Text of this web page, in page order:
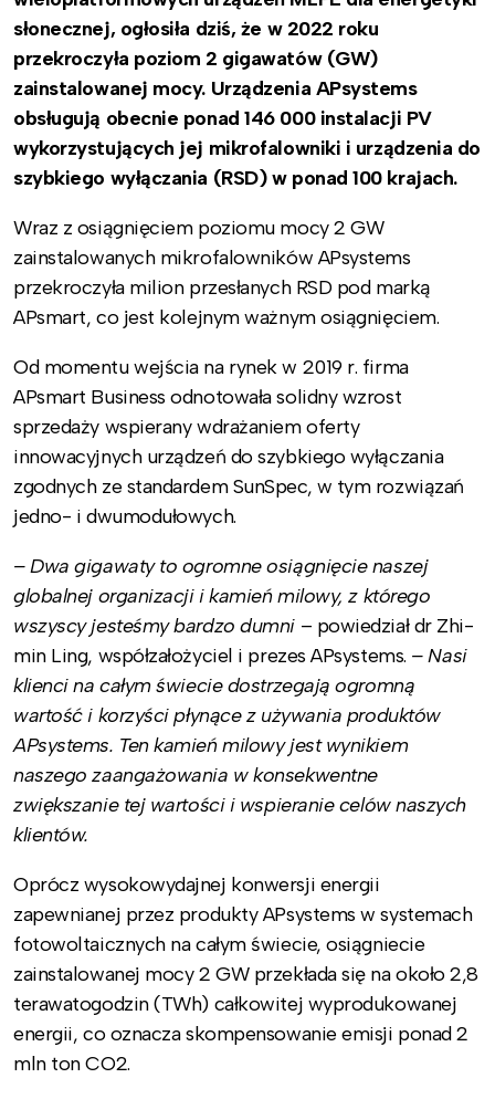
słonecznej, ogłosiła dziś, że w 2022 roku
przekroczyła poziom 2 gigawatów (GW)
zainstalowanej mocy. Urządzenia APsystems
obsługują obecnie ponad 146 000 instalacji PV
wykorzystujących jej mikrofalowniki i urządzenia do
szybkiego wyłączania (RSD) w ponad 100 krajach.
Wraz z osiągnięciem poziomu mocy 2 GW
zainstalowanych mikrofalowników APsystems
przekroczyła milion przesłanych RSD pod marką
APsmart, co jest kolejnym ważnym osiągnięciem.
Od momentu wejścia na rynek w 2019 r. firma
APsmart Business odnotowała solidny wzrost
sprzedaży wspierany wdrażaniem oferty
innowacyjnych urządzeń do szybkiego wyłączania
zgodnych ze standardem SunSpec, w tym rozwiązań
jedno- i dwumodułowych.
– Dwa gigawaty to ogromne osiągnięcie naszej
globalnej organizacji i kamień milowy, z którego
wszyscy jesteśmy bardzo dumni– powiedział dr Zhi-
min Ling, współzałożyciel i prezes APsystems. – Nasi
klienci na całym świecie dostrzegają ogromną
wartość i korzyści płynące z używania produktów
APsystems. Ten kamień milowy jest wynikiem
naszego zaangażowania w konsekwentne
zwiększanie tej wartości i wspieranie celów naszych
klientów.
Oprócz wysokowydajnej konwersji energii
zapewnianej przez produkty APsystems w systemach
fotowoltaicznych na całym świecie, osiągniecie
zainstalowanej mocy 2 GW przekłada się na około 2,8
terawatogodzin (TWh) całkowitej wyprodukowanej
energii, co oznacza skompensowanie emisji ponad 2
mln ton CO2.